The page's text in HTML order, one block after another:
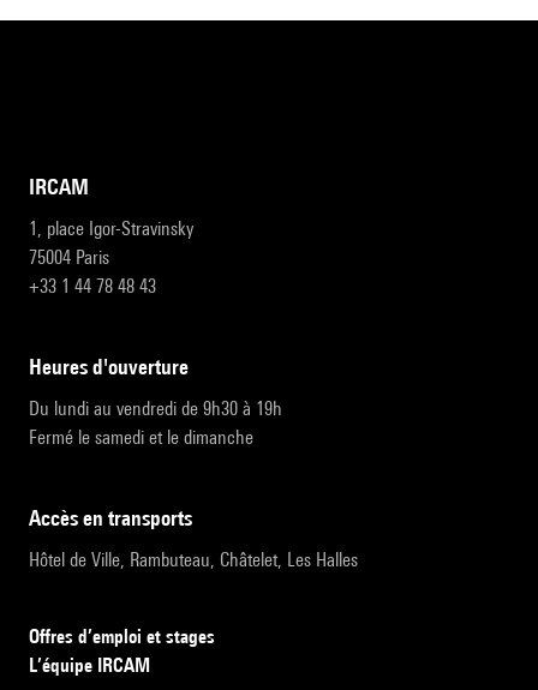
IRCAM
1, place Igor-Stravinsky
75004 Paris
+33 1 44 78 48 43
heures d'ouverture
Du lundi au vendredi de 9h30 à 19h
Fermé le samedi et le dimanche
accès en transports
Hôtel de Ville, Rambuteau, Châtelet, Les Halles
Offres d’emploi et stages
L’équipe IRCAM